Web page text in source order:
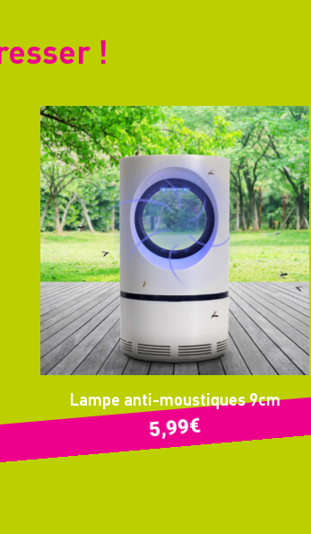
!
Lampe anti-moustiques 9cm
5,99€